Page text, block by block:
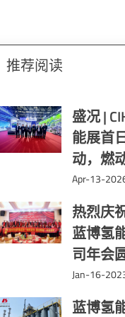
推荐阅读
盛况 |
能展首
动，燃
Apr-13-
热烈庆
蓝博氢
司年会
Jan-16-
蓝博氢